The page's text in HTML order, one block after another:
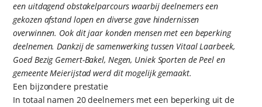
een uitdagend obstakelparcours waarbij deelnemers een
gekozen afstand lopen en diverse gave hindernissen
overwinnen. Ook dit jaar konden mensen met een beperking
deelnemen. Dankzij de samenwerking tussen Vitaal Laarbeek,
Goed Bezig Gemert-Bakel, Negen, Uniek Sporten de Peel en
gemeente Meierijstad werd dit mogelijk gemaakt.
Een bijzondere prestatie
In totaal namen 20 deelnemers met een beperking uit de